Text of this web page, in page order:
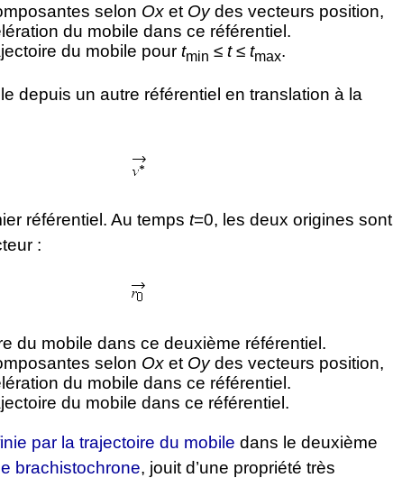
selon Ox et Oydes vecteurs position,
du mobile dans ce référentiel.
du mobile pour tmin ≤ t≤ tmax.
depuis un autre référentiel en translation à la
référentiel. Au temps t=0, les deux origines sont
:
du mobile dans ce deuxième référentiel.
selon Ox et Oydes vecteurs position,
du mobile dans ce référentiel.
du mobile dans ce référentiel.
par la trajectoire du mobile dans le deuxième
brachistochrone, jouit d’une propriété très